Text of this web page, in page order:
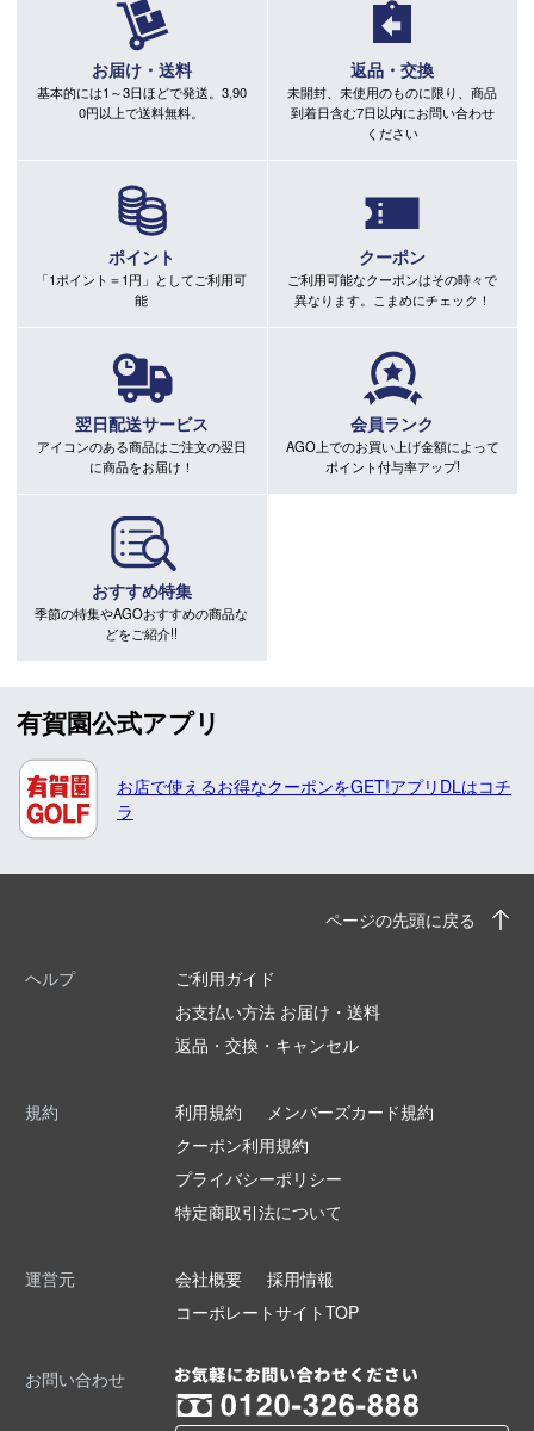
お届け・送料
基本的には1～3日ほどで発送。3,90
0円以上で送料無料。
返品・交換
未開封、未使用のものに限り、商品
到着日含む7日以内にお問い合わせ
ください
ポイント
「1ポイント＝1円」としてご利用可
能
クーポン
ご利用可能なクーポンはその時々で
異なります。こまめにチェック！
翌日配送サービス
アイコンのある商品はご注文の翌日
に商品をお届け！
会員ランク
AGO上でのお買い上げ金額によって
ポイント付与率アップ!
おすすめ特集
季節の特集やAGOおすすめの商品な
どをご紹介!!
有賀園公式アプリ
お店で使えるお得なクーポンをGET!アプリDLはコチ
ラ
ページの先頭に戻る
ヘルプ
ご利用ガイド
お支払い方法 お届け・送料
返品・交換・キャンセル
規約 利用規約
メンバーズカード規約
クーポン利用規約
プライバシーポリシー
特定商取引法について
運営元 会社概要
採用情報
コーポレートサイトTOP
お問い合わせ